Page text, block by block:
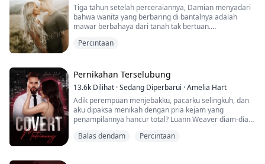
Tiga tahun setelah perceraiannya, Damian menyadari
bahwa wanita yang berbaring di bantalnya adalah
mawar berbahaya dari tanah tak bertuan.
menjadi semakin tidak tahu malu setelah bercerai.
dan kekejamannya membuatnya menggertakkan gigi
setiap kali mengingatn...
Percintaan
Pernikahan Terselubung
13.6k Dilihat ·Sedang Diperbarui ·Amelia Hart
Adik perempuan menjebakku, pacarku selingkuh, dan
aku dipaksa menikah dengan pria kejam yang
penampilannya hancur total? Luann Weaver diam-diam
dari surga? Awalnya dia ingin menikmati kehidupan
Balas dendam Percintaan